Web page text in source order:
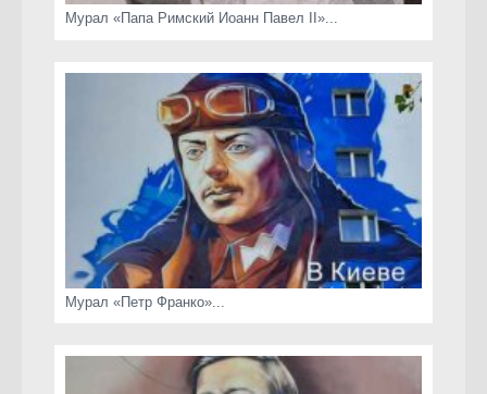
Мурал «Папа Римский Иоанн Павел II»...
Мурал «Петр Франко»...